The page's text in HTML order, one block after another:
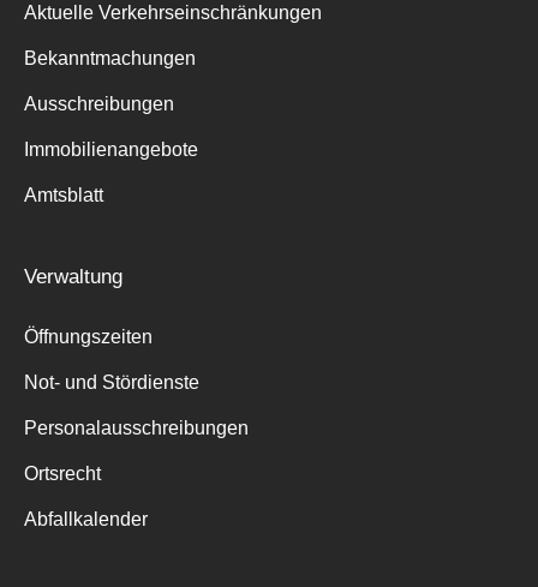
Aktuelle Verkehrseinschränkungen
Bekanntmachungen
Ausschreibungen
Immobilienangebote
Amtsblatt
Verwaltung
Öffnungszeiten
Not- und Stördienste
Personalausschreibungen
Ortsrecht
Abfallkalender